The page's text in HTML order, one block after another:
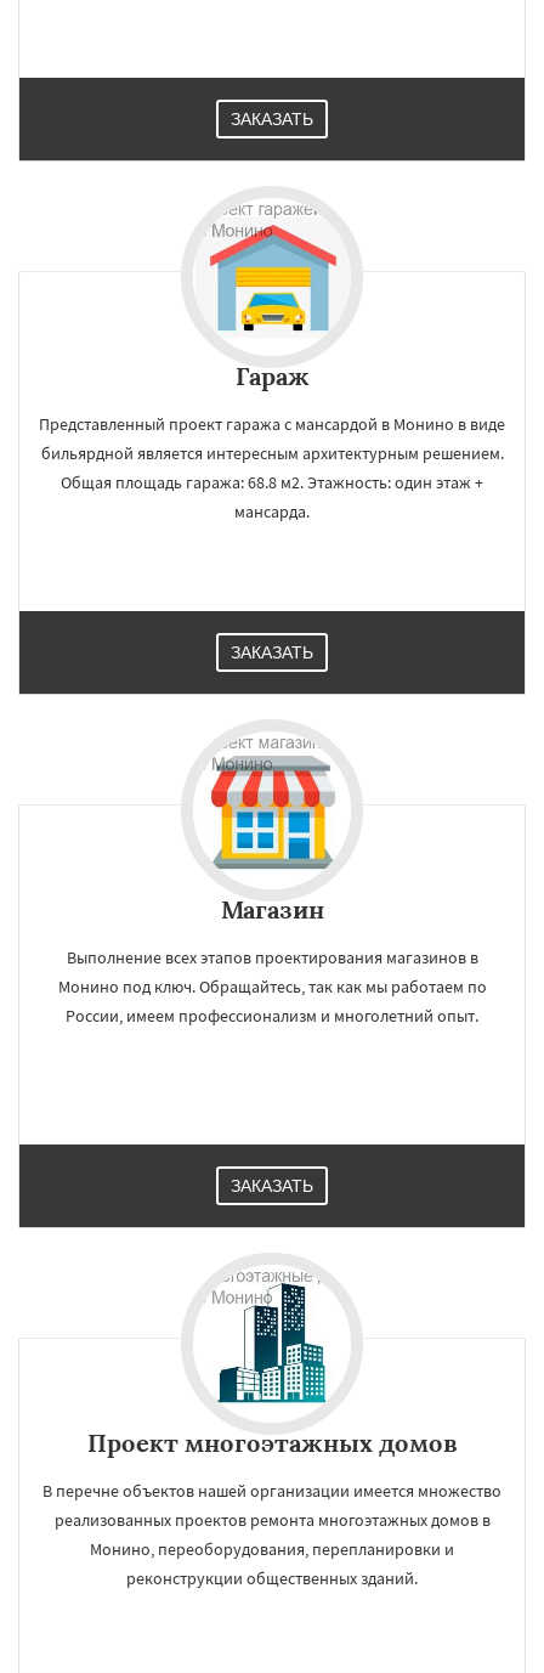
ЗАКАЗАТЬ
Гараж
Представленный проект гаража с мансардой в Монино в виде
бильярдной является интересным архитектурным решением.
Общая площадь гаража: 68.8 м2. Этажность: один этаж +
мансарда.
ЗАКАЗАТЬ
Магазин
Выполнение всех этапов проектирования магазинов в
Монино под ключ. Обращайтесь, так как мы работаем по
России, имеем профессионализм и многолетний опыт.
ЗАКАЗАТЬ
Проект многоэтажных домов
В перечне объектов нашей организации имеется множество
реализованных проектов ремонта многоэтажных домов в
Монино, переоборудования, перепланировки и
реконструкции общественных зданий.